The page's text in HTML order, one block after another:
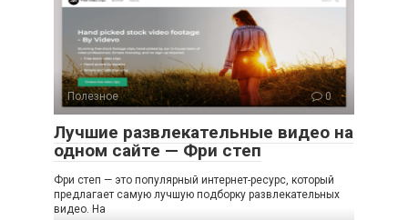
Полезное 0
Лучшие развлекательные видео на
одном сайте — Фри степ
Фри степ — это популярный интернет-ресурс, который
предлагает самую лучшую подборку развлекательных
видео. На